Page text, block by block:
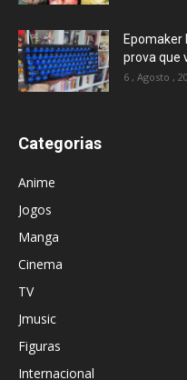
Epomaker
prova que
6 , Agosto ,
Categorias
Anime
Jogos
Manga
Cinema
TV
Jmusic
Figuras
Internacional